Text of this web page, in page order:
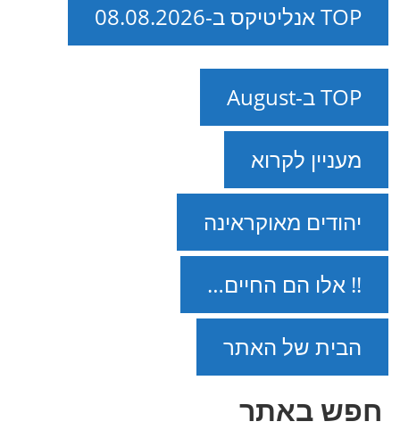
TOP אנליטיקס ב-08.08.2026
TOP ב-August
מעניין לקרוא
יהודים מאוקראינה
!! אלו הם החיים…
הבית של האתר
חפש באתר